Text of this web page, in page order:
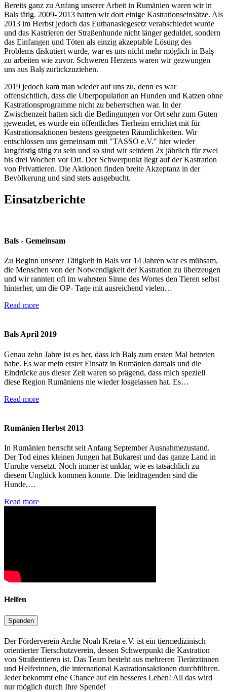
Bereits ganz zu Anfang unserer Arbeit in Rumänien waren wir in
Balș tätig. 2009- 2013 hatten wir dort einige Kastrationseinsätze. Als
2013 im Herbst jedoch das Euthanasiegesetz verabschiedet wurde
und das Kastrieren der Straßenhunde nicht länger geduldet, sondern
das Einfangen und Töten als einzig akzeptable Lösung des
Problems diskutiert wurde, war es uns nicht mehr möglich in Balș
zu arbeiten wie zuvor. Schweren Herzens waren wir gezwungen
uns aus Balș zurückzuziehen.
2019 jedoch kam man wieder auf uns zu, denn es war
offensichtlich, dass die Überpopulation an Hunden und Katzen ohne
Kastrationsprogramme nicht zu beherrschen war. In der
Zwischenzeit hatten sich die Bedingungen vor Ort sehr zum Guten
gewendet, es wurde ein öffentliches Tierheim errichtet mit für
Kastrationsaktionen bestens geeigneten Räumlichkeiten. Wir
entschlossen uns gemeinsam mit "TASSO e.V." hier wieder
langfristig tätig zu sein und so sind wir seitdem 2x jährlich für zwei
bis drei Wochen vor Ort. Der Schwerpunkt liegt auf der Kastration
von Privattieren. Die Aktionen finden breite Akzeptanz in der
Bevölkerung und sind stets ausgebucht.
Einsatzberichte
Bals - Gemeinsam
Zu Beginn unserer Tätigkeit in Bals vor 14 Jahren war es mühsam,
die Menschen von der Notwendigkeit der Kastration zu überzeugen
und wir rannten oft im wahrsten Sinne des Wortes den Tieren selbst
hinterher, um die OP- Tage mit ausreichend vielen…
Read more
Bals April 2019
Genau zehn Jahre ist es her, dass ich Balş zum ersten Mal betreten
habe. Es war mein erster Einsatz in Rumänien damals und die
Eindrücke aus dieser Zeit waren so prägend, dass mich speziell
diese Region Rumäniens nie wieder losgelassen hat. Es…
Read more
Rumänien Herbst 2013
In Rumänien herrscht seit Anfang September Ausnahmezustand.
Der Tod eines kleinen Jungen hat Bukarest und das ganze Land in
Unruhe versetzt. Noch immer ist unklar, wie es tatsächlich zu
diesem Unglück kommen konnte. Die leidtragenden sind die
Hunde,…
Read more
Helfen
Spenden
Der Förderverein Arche Noah Kreta e.V. ist ein tiermedizinisch
orientierter Tierschutzverein, dessen Schwerpunkt die Kastration
von Straßentieren ist. Das Team besteht aus mehreren Tierärztinnen
und Helferinnen, die international Kastrationsaktionen durchführen.
Jeder bekommt eine Chance auf ein besseres Leben! All das wird
nur möglich durch Ihre Spende!